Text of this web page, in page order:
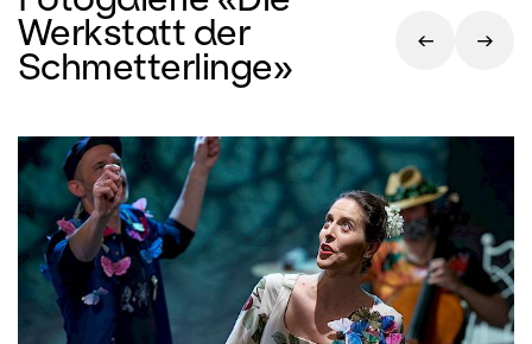
Werkstatt der
Schmetterlinge»